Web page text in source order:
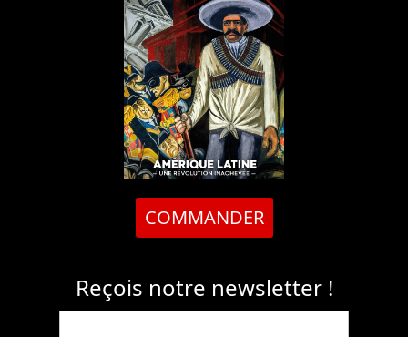
COMMANDER
Reçois notre newsletter !